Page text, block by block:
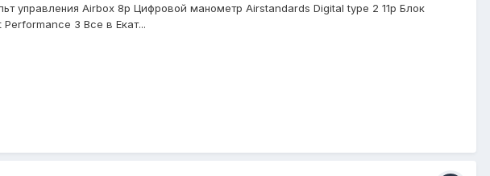
управления Airbox 8р Цифровой манометр Airstandards Digital type 2 11р Блок
3 Все в Екат...